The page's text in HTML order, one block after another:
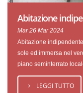
Abitazione
Mar 26 Mar 2024
Abitazione
sole ed immersa nel
piano seminterrato
LEGGI TUTTO